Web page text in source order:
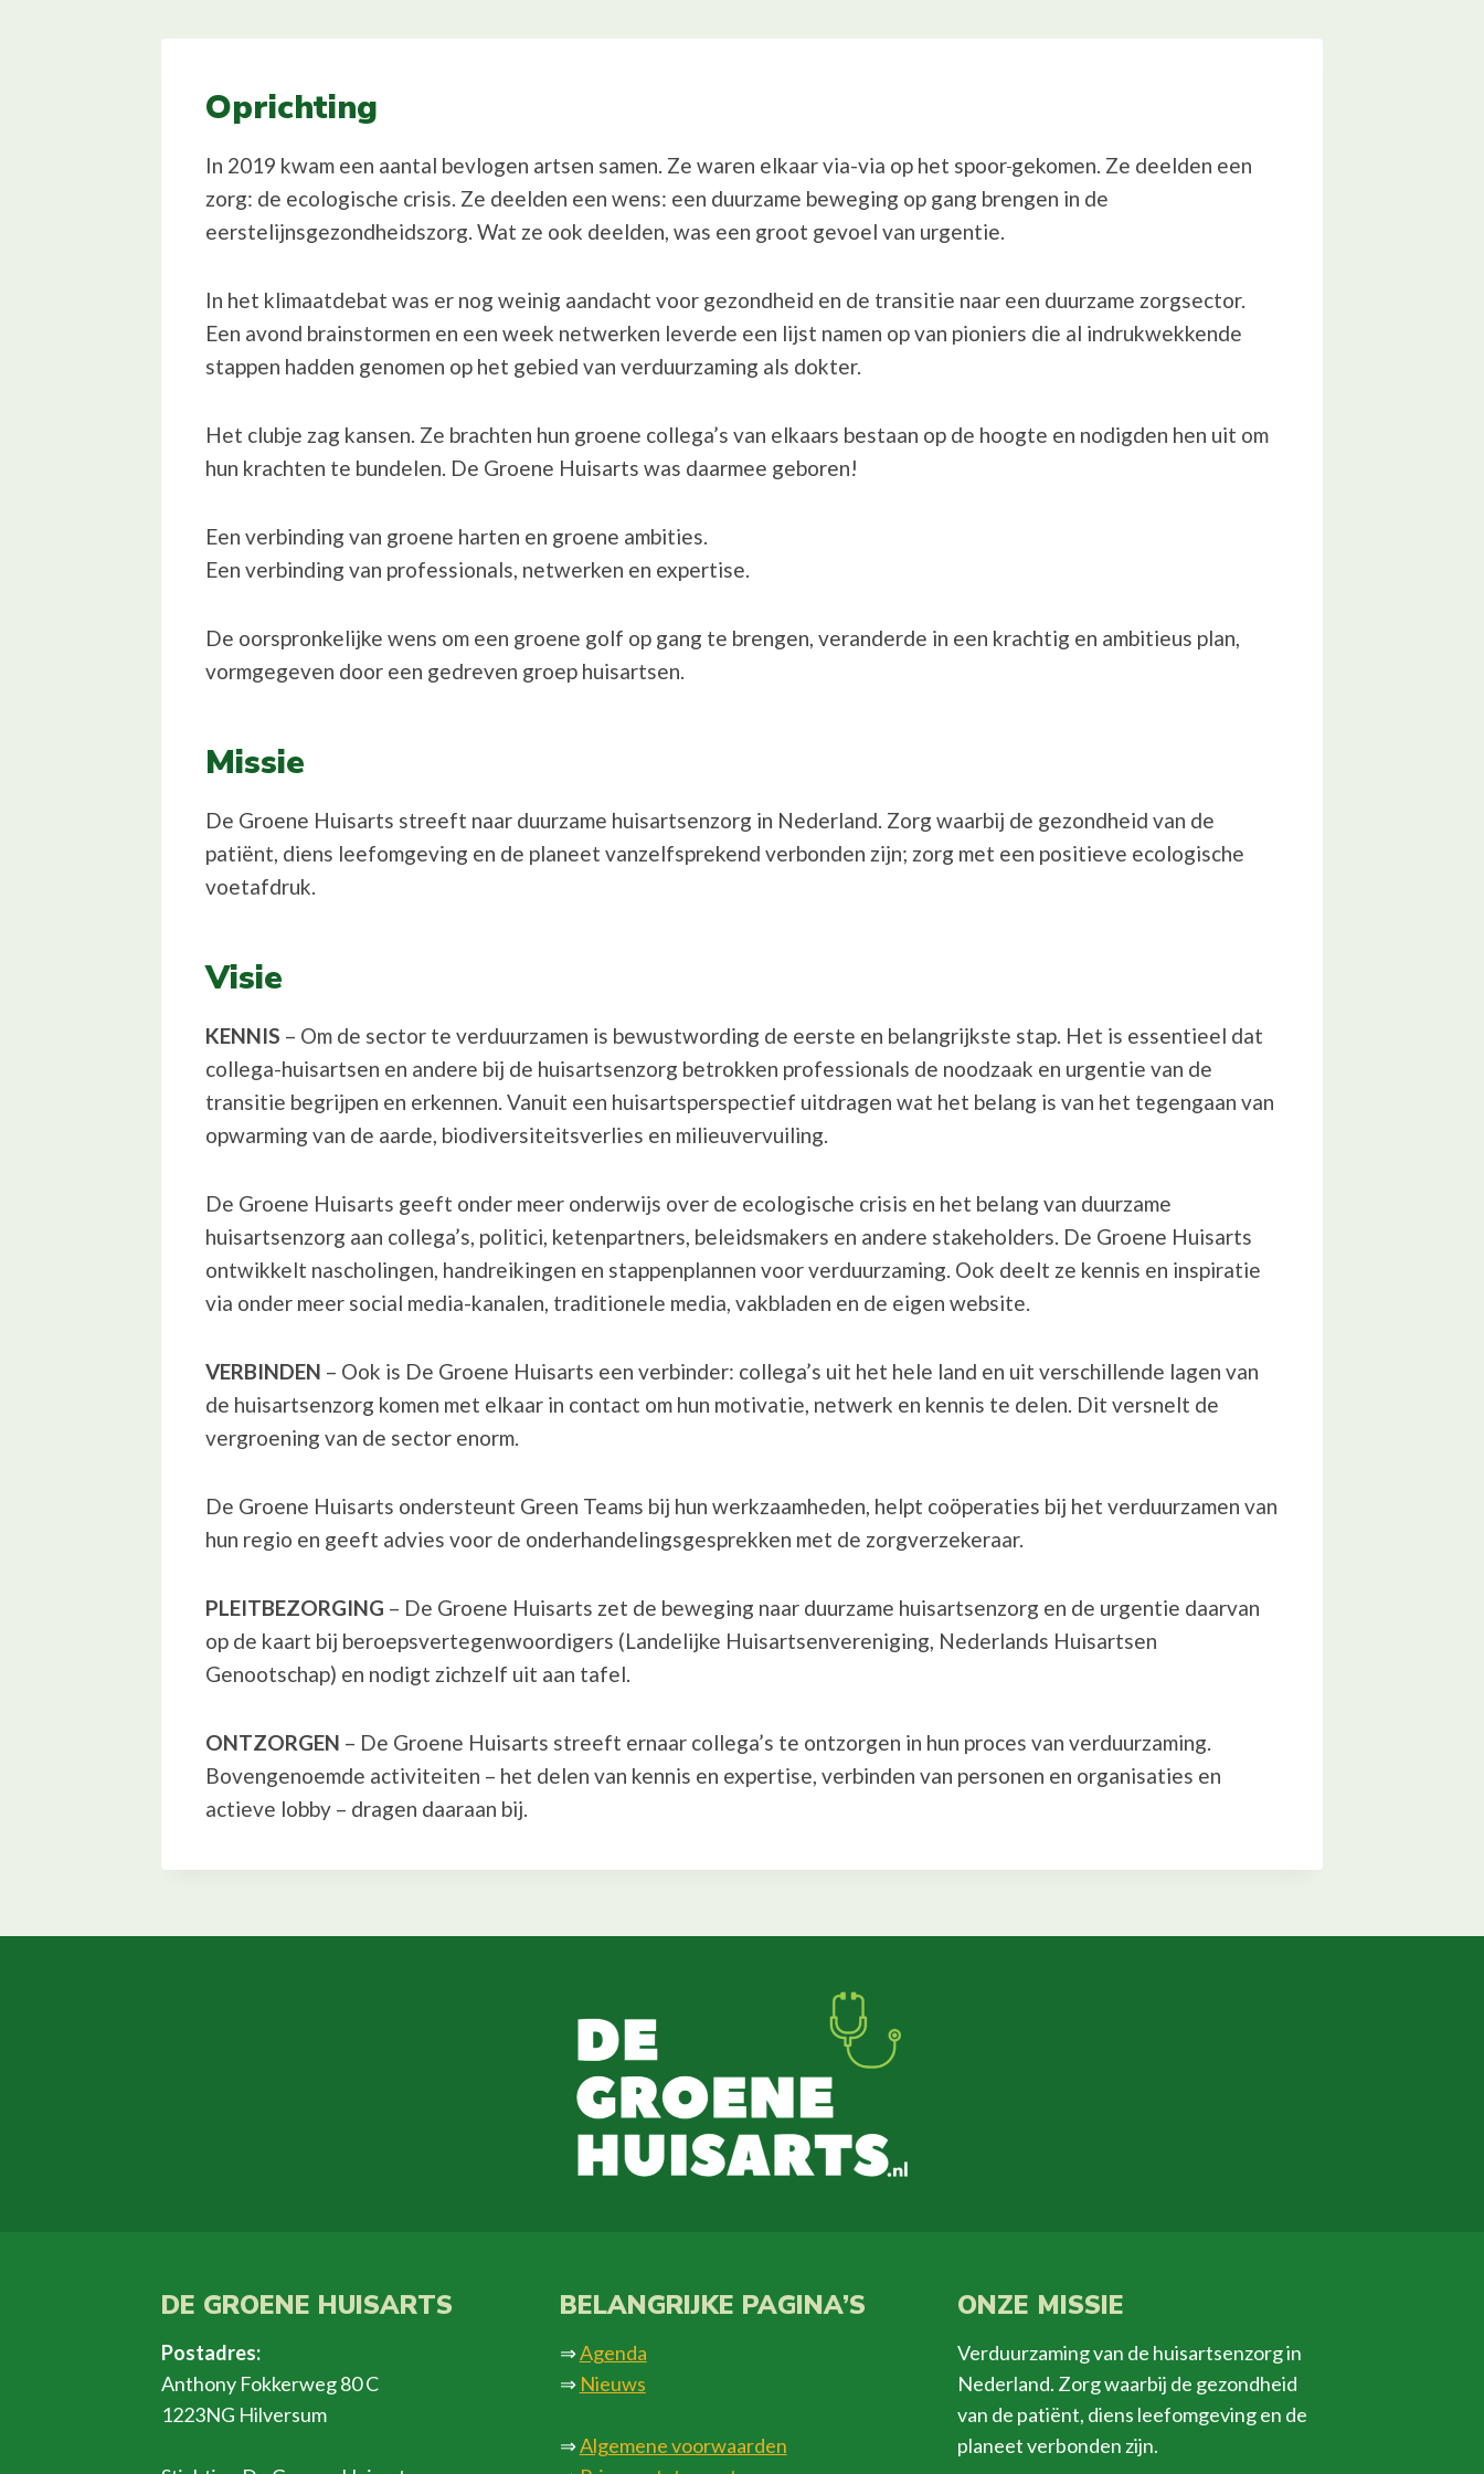
Oprichting
In 2019 kwam een aantal bevlogen artsen samen. Ze waren elkaar via-via op het spoor gekomen. Ze deelden een
zorg: de ecologische crisis. Ze deelden een wens: een duurzame beweging op gang brengen in de
eerstelijnsgezondheidszorg. Wat ze ook deelden, was een groot gevoel van urgentie.
In het klimaatdebat was er nog weinig aandacht voor gezondheid en de transitie naar een duurzame zorgsector.
Een avond brainstormen en een week netwerken leverde een lijst namen op van pioniers die al indrukwekkende
stappen hadden genomen op het gebied van verduurzaming als dokter.
Het clubje zag kansen. Ze brachten hun groene collega’s van elkaars bestaan op de hoogte en nodigden hen uit om
hun krachten te bundelen. De Groene Huisarts was daarmee geboren!
Een verbinding van groene harten en groene ambities.
Een verbinding van professionals, netwerken en expertise.
De oorspronkelijke wens om een groene golf op gang te brengen, veranderde in een krachtig en ambitieus plan,
vormgegeven door een gedreven groep huisartsen.
Missie
De Groene Huisarts streeft naar duurzame huisartsenzorg in Nederland. Zorg waarbij de gezondheid van de
patiënt, diens leefomgeving en de planeet vanzelfsprekend verbonden zijn; zorg met een positieve ecologische
voetafdruk.
Visie
KENNIS – Om de sector te verduurzamen is bewustwording de eerste en belangrijkste stap. Het is essentieel dat
collega-huisartsen en andere bij de huisartsenzorg betrokken professionals de noodzaak en urgentie van de
transitie begrijpen en erkennen. Vanuit een huisartsperspectief uitdragen wat het belang is van het tegengaan van
opwarming van de aarde, biodiversiteitsverlies en milieuvervuiling.
De Groene Huisarts geeft onder meer onderwijs over de ecologische crisis en het belang van duurzame
huisartsenzorg aan collega’s, politici, ketenpartners, beleidsmakers en andere stakeholders. De Groene Huisarts
ontwikkelt nascholingen, handreikingen en stappenplannen voor verduurzaming. Ook deelt ze kennis en inspiratie
via onder meer social media-kanalen, traditionele media, vakbladen en de eigen website.
VERBINDEN – Ook is De Groene Huisarts een verbinder: collega’s uit het hele land en uit verschillende lagen van
de huisartsenzorg komen met elkaar in contact om hun motivatie, netwerk en kennis te delen. Dit versnelt de
vergroening van de sector enorm.
De Groene Huisarts ondersteunt Green Teams bij hun werkzaamheden, helpt coöperaties bij het verduurzamen van
hun regio en geeft advies voor de onderhandelingsgesprekken met de zorgverzekeraar.
PLEITBEZORGING – De Groene Huisarts zet de beweging naar duurzame huisartsenzorg en de urgentie daarvan
op de kaart bij beroepsvertegenwoordigers (Landelijke Huisartsenvereniging, Nederlands Huisartsen
Genootschap) en nodigt zichzelf uit aan tafel.
ONTZORGEN – De Groene Huisarts streeft ernaar collega’s te ontzorgen in hun proces van verduurzaming.
Bovengenoemde activiteiten – het delen van kennis en expertise, verbinden van personen en organisaties en
actieve lobby – dragen daaraan bij.
DE GROENE HUISARTS
Postadres:
Anthony Fokkerweg 80 C
1223NG Hilversum
BELANGRIJKE PAGINA’S
⇒Agenda
⇒ Nieuws
⇒Algemene voorwaarden
ONZE MISSIE
Verduurzaming van de huisartsenzorg in
Nederland. Zorg waarbij de gezondheid
van de patiënt, diens leefomgeving en de
planeet verbonden zijn.